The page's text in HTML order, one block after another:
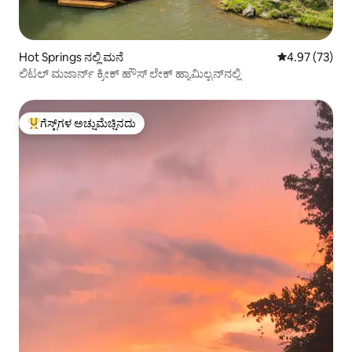
Hot Springs ನಲ್ಲಿ ಮನೆ 5 ರಲ್ಲಿ 4.97
4.97 (73)
ಲಿಟಲ್ ಮಜಾರ್ನ್ ಕ್ರೀಕ್ ಹೌಸ್ ಲೇಕ್ ಹ್ಯಾಮಿಲ್ಟನ್‌ನಲ್ಲಿ
ಗೆಸ್ಟ್‌ಗಳಿಗೆ ಅತಿ ಹೆಚ್ಚು ಅಚ್ಚುಮೆಚ್ಚಿನದು
ಗೆಸ್ಟ್‌ಗಳ ಅಚ್ಚುಮೆಚ್ಚಿನದು